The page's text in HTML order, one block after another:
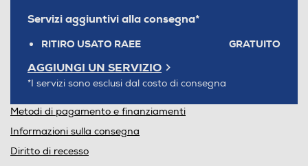
Servizi aggiuntivi alla consegna*
RITIRO USATO RAEE GRATUITO
AGGIUNGI UN SERVIZIO
*I servizi sono esclusi dal costo di consegna
Metodi di pagamento e finanziamenti
Informazioni sulla consegna
Diritto di recesso